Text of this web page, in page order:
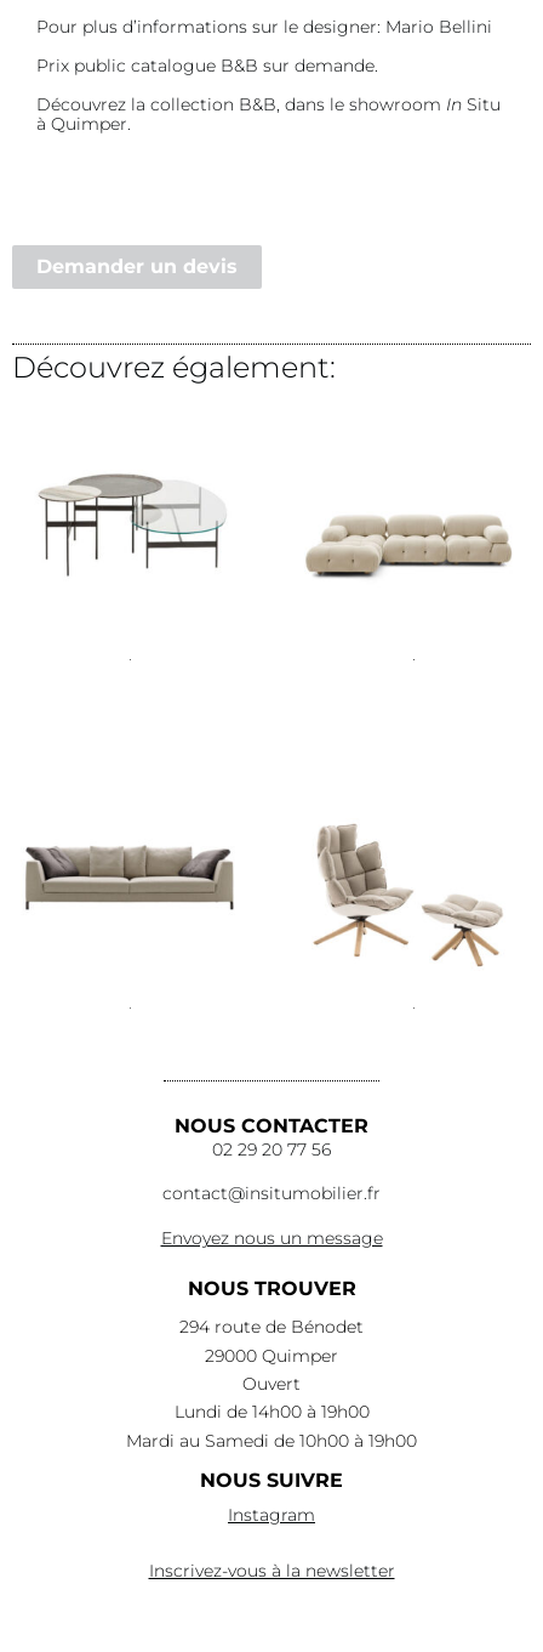
Pour plus d’informations sur le designer: Mario Bellini
Prix public catalogue B&B sur demande.
Découvrez la collection B&B, dans le showroom In Situ
à Quimper.
Demander un devis
Découvrez également:
NOUS CONTACTER
02 29 20 77 56
contact@insitumobilier.fr
Envoyez nous un message
NOUS TROUVER
294 route de Bénodet
29000 Quimper
Ouvert
Lundi de 14h00 à 19h00
Mardi au Samedi de 10h00 à 19h00
NOUS SUIVRE
Instagram
Inscrivez-vous à la newsletter